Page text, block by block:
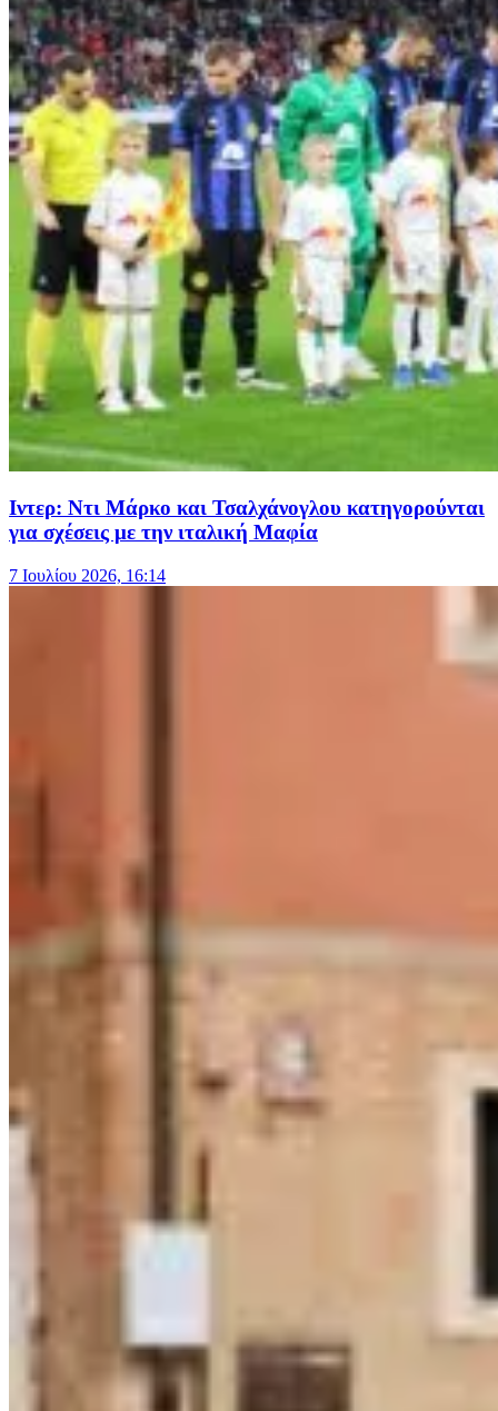
Ιντερ: Ντι Μάρκο και Τσαλχάνογλου κατηγορούνται
για σχέσεις με την ιταλική Μαφία
7 Ιουλίου 2026, 16:14